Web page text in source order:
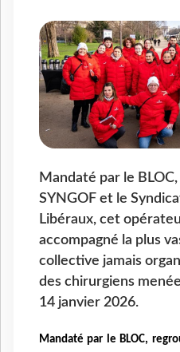
Mandaté par le
SYNGOF et le
Libéraux, cet
accompagné la plus
collective jamais
des chirurgiens
14 janvier 2026.
Mandaté par le BLOC,